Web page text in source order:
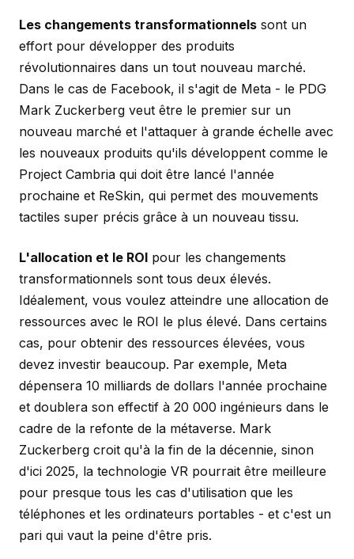
Les changements transformationnels sont un
effort pour développer des produits
révolutionnaires dans un tout nouveau marché.
Dans le cas de Facebook, il s'agit de Meta - le PDG
Mark Zuckerberg veut être le premier sur un
nouveau marché et l'attaquer à grande échelle avec
les nouveaux produits qu'ils développent comme le
Project Cambria qui doit être lancé l'année
prochaine et ReSkin, qui permet des mouvements
tactiles super précis grâce à un nouveau tissu.
L'allocation et le ROI pour les changements
transformationnels sont tous deux élevés.
Idéalement, vous voulez atteindre une allocation de
ressources avec le ROI le plus élevé. Dans certains
cas, pour obtenir des ressources élevées, vous
devez investir beaucoup. Par exemple, Meta
dépensera 10 milliards de dollars l'année prochaine
et doublera son effectif à 20 000 ingénieurs dans le
cadre de la refonte de la métaverse. Mark
Zuckerberg croit qu'à la fin de la décennie, sinon
d'ici 2025, la technologie VR pourrait être meilleure
pour presque tous les cas d'utilisation que les
téléphones et les ordinateurs portables - et c'est un
pari qui vaut la peine d'être pris.